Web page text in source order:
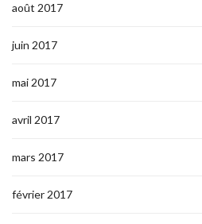
août 2017
juin 2017
mai 2017
avril 2017
mars 2017
février 2017